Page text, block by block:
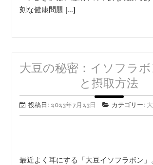
刻な健康問題 […]
大豆の秘密：イソフラ
と摂取方法
投稿日: 2023年7月23日 カテゴリー:
最近よく耳にする「大豆イソフラボン」